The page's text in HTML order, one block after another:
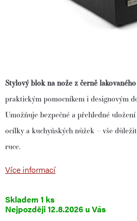
Stylový blok na nože z černě
praktickým pomocníkem i designovým
Umožňuje bezpečné a přehledné
ocílky a kuchyňských nůžek – vše
ruce.
Více informací
Skladem 1 ks
12.8.2026